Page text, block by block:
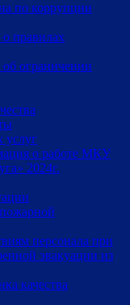
по коррупции
правилах
ограничении
услуг
о работе МКУ
2024г.
персонала при
эвакуации из
качества